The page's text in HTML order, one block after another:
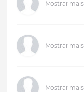
Mostrar mais
Mostrar mais
Mostrar mais